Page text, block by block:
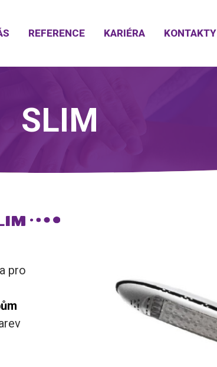
REFERENCE KARIÉRA KONTAKTY
SLIM
pro